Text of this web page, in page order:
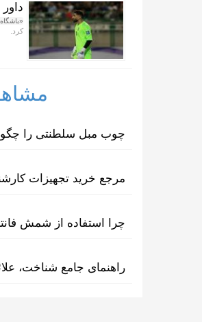
کرد.
چوب مبل سلطنتی را
مرجع خرید تجهیزات
چرا استفاده از شمش
راهنمای جامع شناخت،